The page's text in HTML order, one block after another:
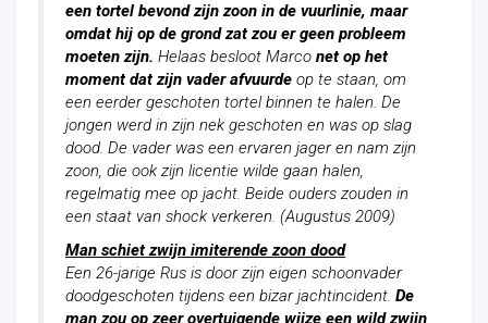
een tortel bevond zijn zoon in de vuurlinie, maar
omdat hij op de grond zat zou er geen probleem
moeten zijn. Helaas besloot Marco net op het
moment dat zijn vader afvuurde op te staan, om
een eerder geschoten tortel binnen te halen. De
jongen werd in zijn nek geschoten en was op slag
dood. De vader was een ervaren jager en nam zijn
zoon, die ook zijn licentie wilde gaan halen,
regelmatig mee op jacht. Beide ouders zouden in
een staat van shock verkeren. (Augustus 2009)
Man schiet zwijn imiterende zoon dood
Een 26-jarige Rus is door zijn eigen schoonvader
doodgeschoten tijdens een bizar jachtincident. De
man zou op zeer overtuigende wijze een wild zwijn